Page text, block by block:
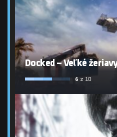
Docked – Veľké
6 z 10